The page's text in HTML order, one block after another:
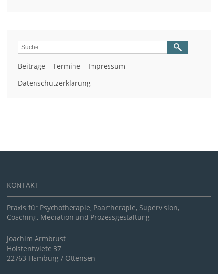
Beiträge Termine
Impressum
Datenschutzerklärung
KONTAKT
Praxis für Psychotherapie, Paartherapie, Supervision,
Coaching, Mediation und Prozessgestaltung
Joachim Armbrust
Holstentwiete 37
22763 Hamburg / Ottensen